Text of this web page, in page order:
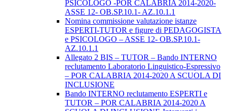
PSICOLOGO -POR CALABRIA 2014-2020-
ASSE 12- OB.SP.10.1- AZ.10.1.1
Nomina commissione valutazione istanze
ESPERTI-TUTOR e figure di PEDAGOGISTA
e PSICOLOGO – ASSE 12- OB.SP.10.1-
AZ.10.1.1
Allegato 2 BIS – TUTOR – Bando INTERNO
reclutamento Laboratorio Linguistico-Espressivo
– POR CALABRIA 2014-2020 A SCUOLA DI
INCLUSIONE
Bando INTERNO reclutamento ESPERTI e
TUTOR – POR CALABRIA 2014-2020 A